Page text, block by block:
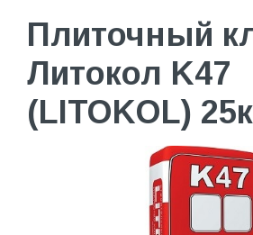
Плиточный
Литокол K47
(LITOKOL)